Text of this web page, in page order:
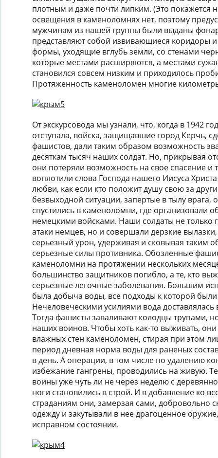
плотным и даже почти липким. (Это покажется
освещения в каменоломнях нет, поэтому
мужчинам из нашей группы были выданы
представляют собой извивающиеся коридоры
формы, уходящие вглубь земли, со стенами
которые местами расширяются, а местами
становился совсем низким и приходилось
Протяженность каменоломен многие
От экскурсовода мы узнали, что, когда в 1942
отступала, войска, защищавшие город Керчь,
фашистов, дали таким образом возможность
десяткам тысяч наших солдат. Но, прикрывая
они потеряли возможность на свое спасение и
воплотили слова Господа нашего Иисуса
любви, как если кто положит душу свою за
безвыходной ситуации, запертые в тылу врага,
спустились в каменоломни, где организовали
немецкими войсками. Наши солдаты не только
атаки немцев, но и совершали дерзкие
серьезный урон, удерживая и сковывая таким
серьезные силы противника. Обозленные
каменоломни на протяжении нескольких
большинство защитников погибло, а те, кто
серьезные легочные заболевания. Большим
была добыча воды, все подходы к которой
Нечеловеческими усилиями вода доставлялась
Тогда фашисты заваливают колодцы трупами,
наших воинов. Чтобы хоть как-то выживать,
влажных стен каменоломен, стирая при этом
период дневная норма воды для раненых
в день. А операции, в том числе по удалению
избежание гангрены, проводились на живую.
воины уже чуть ли не через неделю с
ноги становились в строй. И в добавление ко
страданиям они, замерзая сами, добровольно
одежду и закутывали в нее драгоценное
исправном состоянии.